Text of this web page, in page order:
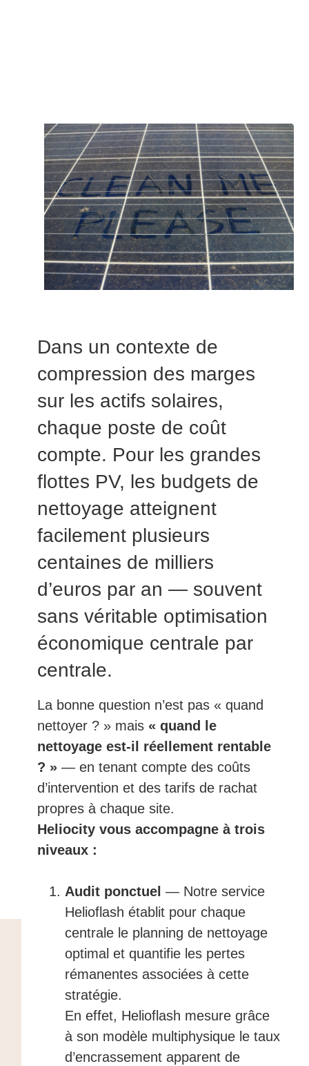
Dans un contexte de
compression des marges
sur les actifs solaires,
chaque poste de coût
compte. Pour les grandes
flottes PV, les budgets de
nettoyage atteignent
facilement plusieurs
centaines de milliers
d’euros par an — souvent
sans véritable optimisation
économique centrale par
centrale.
La bonne question n’est pas « quand
nettoyer ? » mais « quand le
nettoyage est-il réellement rentable
? »— en tenant compte des coûts
d’intervention et des tarifs de rachat
propres à chaque site.
Heliocity vous accompagne à trois
niveaux :
Audit ponctuel — Notre service
Helioflash établit pour chaque
centrale le planning de nettoyage
optimal et quantifie les pertes
rémanentes associées à cette
stratégie.
En effet, Helioflash mesure grâce
à son modèle multiphysique le taux
d’encrassement apparent de